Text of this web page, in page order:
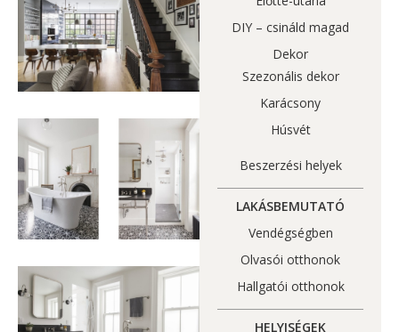
DIY – csináld magad
Dekor
Szezonális dekor
Karácsony
Húsvét
Beszerzési helyek
LAKÁSBEMUTATÓ
Vendégségben
Olvasói otthonok
Hallgatói otthonok
HELYISÉGEK